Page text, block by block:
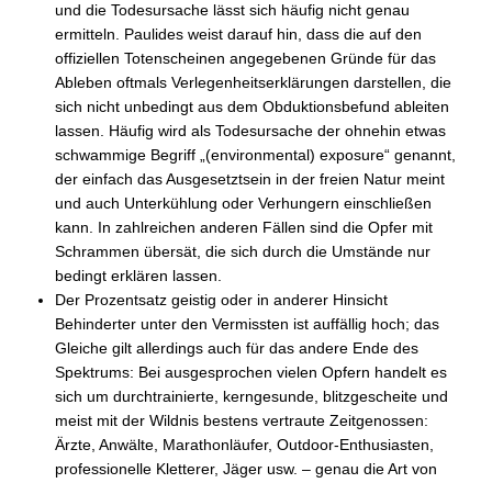
und die Todesursache lässt sich häufig nicht genau
ermitteln. Paulides weist darauf hin, dass die auf den
offiziellen Totenscheinen angegebenen Gründe für das
Ableben oftmals Verlegenheitserklärungen darstellen, die
sich nicht unbedingt aus dem Obduktionsbefund ableiten
lassen. Häufig wird als Todesursache der ohnehin etwas
schwammige Begriff „(environmental) exposure“ genannt,
der einfach das Ausgesetztsein in der freien Natur meint
und auch Unterkühlung oder Verhungern einschließen
kann. In zahlreichen anderen Fällen sind die Opfer mit
Schrammen übersät, die sich durch die Umstände nur
bedingt erklären lassen.
Der Prozentsatz geistig oder in anderer Hinsicht
Behinderter unter den Vermissten ist auffällig hoch; das
Gleiche gilt allerdings auch für das andere Ende des
Spektrums: Bei ausgesprochen vielen Opfern handelt es
sich um durchtrainierte, kerngesunde, blitzgescheite und
meist mit der Wildnis bestens vertraute Zeitgenossen:
Ärzte, Anwälte, Marathonläufer, Outdoor-Enthusiasten,
professionelle Kletterer, Jäger usw. – genau die Art von